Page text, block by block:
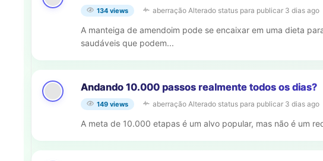
134 views aberração Alterado status para publicar 3 dias ago
A manteiga de amendoim pode se encaixar em uma dieta
saudáveis que podem...
Andando 10.000 passos realmente todos os dias?
149 views aberração Alterado status para publicar 3 dias ago
A meta de 10.000 etapas é um alvo popular, mas não é um